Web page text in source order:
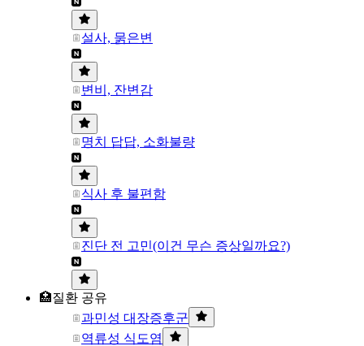
설사, 묽은변
변비, 잔변감
명치 답답, 소화불량
식사 후 불편함
진단 전 고민(이건 무슨 증상일까요?)
🏥질환 공유
과민성 대장증후군
역류성 식도염